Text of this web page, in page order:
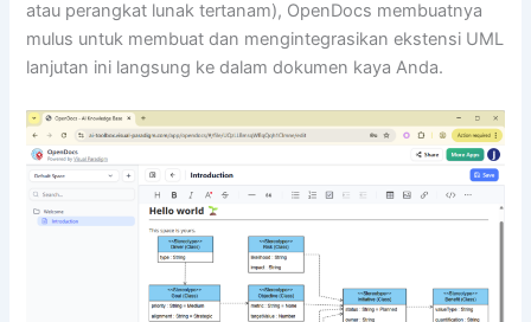
atau perangkat lunak tertanam), OpenDocs membuatnya
mulus untuk membuat dan mengintegrasikan ekstensi UML
lanjutan ini langsung ke dalam dokumen kaya Anda.